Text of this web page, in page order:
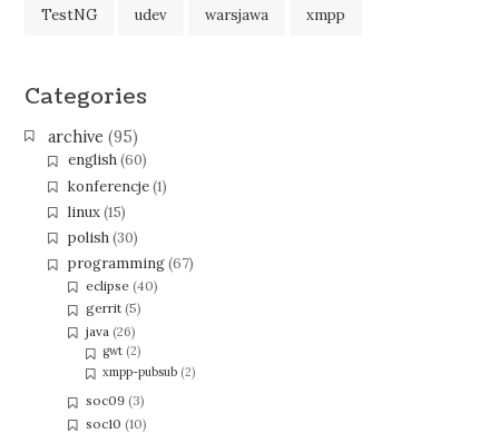
TestNG udev warsjawa xmpp
Categories
archive (95)
english(60)
konferencje(1)
linux(15)
polish(30)
programming(67)
eclipse (40)
gerrit (5)
java (26)
gwt(2)
xmpp-pubsub(2)
soc09 (3)
soc10 (10)